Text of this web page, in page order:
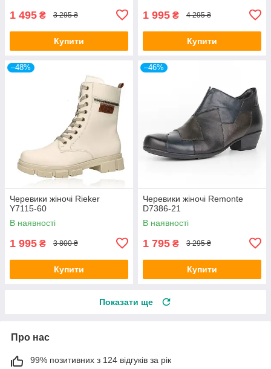
1 495 ₴ 3 295 ₴
Купити
1 995 ₴ 4 295 ₴
Купити
–48%
Черевики жіночі Rieker
Y7115-60
В наявності
1 995 ₴ 3 800 ₴
Купити
–46%
Черевики жіночі Remonte
D7386-21
В наявності
1 795 ₴ 3 295 ₴
Купити
Показати ще
Про нас
99% позитивних з 124 відгуків за рік